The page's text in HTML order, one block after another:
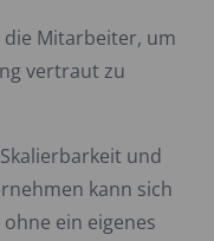
Mitarbeiter, um
vertraut zu
und
kann sich
ein eigenes